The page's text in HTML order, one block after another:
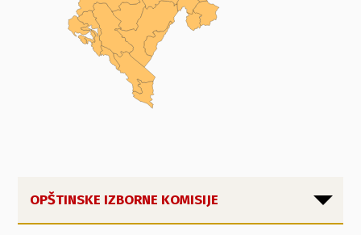
OPŠTINSKE IZBORNE KOMISIJE